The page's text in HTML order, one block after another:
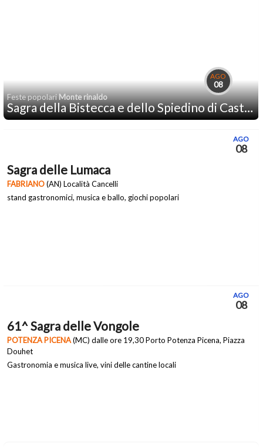
AGO
08
Feste popolariMonte rinaldo
Sagra della Bistecca e dello Spiedino di Castrato
AGO
08
Sagra delle Lumaca
FABRIANO(AN) Località Cancelli
stand gastronomici, musica e ballo, giochi popolari
AGO
08
61^ Sagra delle Vongole
POTENZA PICENA(MC) dalle ore 19,30 Porto Potenza Picena, Piazza
Douhet
Gastronomia e musica live, vini delle cantine locali